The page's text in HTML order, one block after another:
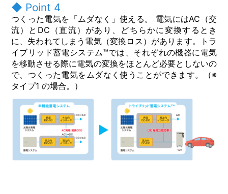
◆ Point 4
つくった電気を「ムダなく」使える。 電気にはAC（交
流）とDC（直流）があり、どちらかに変換するとき
に、失われてしまう電気（変換ロス）があります。トラ
イブリッド蓄電システム™では、それぞれの機器に電気
を移動させる際に電気の変換をほとんど必要としないの
で、つくった電気をムダなく使うことができます。（※
タイプ1 の場合。）